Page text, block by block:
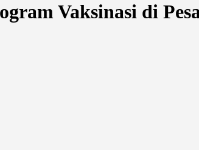
Vaksinasi di